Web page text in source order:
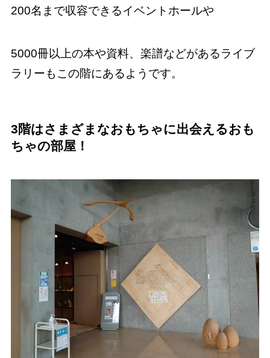
200名まで収容できるイベントホールや
5000冊以上の本や資料、楽譜などがあるライブ
ラリーもこの階にあるようです。
3階はさまざまなおもちゃに出会えるおも
ちゃの部屋！